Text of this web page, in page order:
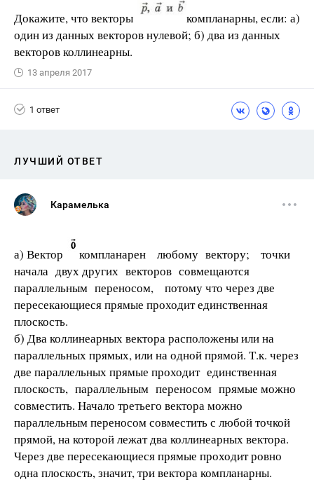
Докажите, что векторы
компланарны, если: а)
один из данных векторов нулевой; б) два из данных
векторов коллинеарны.
13 апреля 2017
1 ответ
ЛУЧШИЙ ОТВЕТ
Карамелька
а) Вектор
компланарен любому вектору; точки
начала двух других векторов совмещаются
параллельным переносом, потому что через две
пересекающиеся прямые проходит единственная
плоскость.
б) Два коллинеарных вектора расположены или на
параллельных прямых, или на одной прямой. Т.к. через
две параллельных прямые проходит единственная
плоскость, параллельным переносом прямые можно
совместить. Начало третьего вектора можно
параллельным переносом совместить с любой точкой
прямой, на которой ле­жат два коллинеарных вектора.
Через две пересекающиеся прямые проходит ровно
одна плоскость, значит, три вектора компланарны.